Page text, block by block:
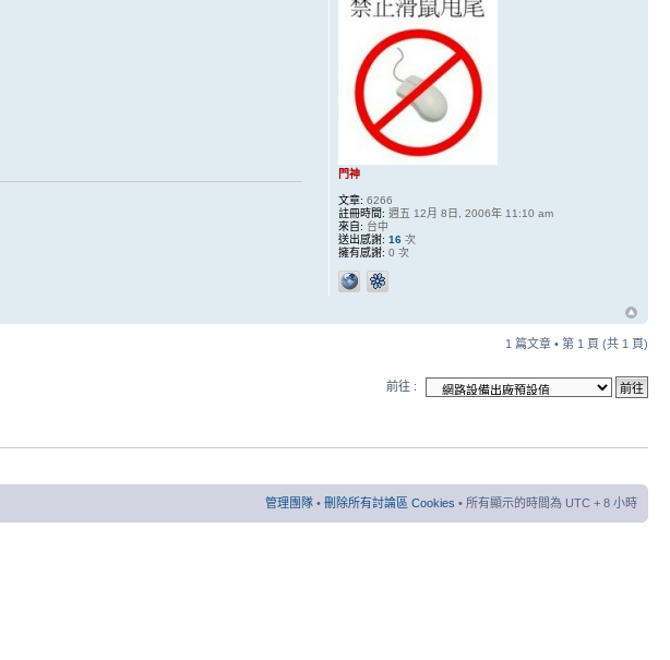
門神
文章: 6266
註冊時間: 週五 12月 8日, 2006年 11:10 am
來自: 台中
送出感謝: 16次
擁有感謝: 0 次
1 篇文章 • 第 1 頁 (共 1 頁)
前往 :
管理團隊 • 刪除所有討論區 Cookies • 所有顯示的時間為 UTC + 8 小時